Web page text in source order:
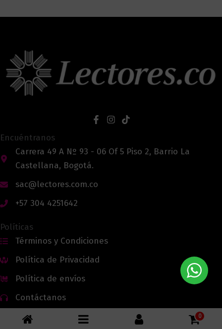
Encuéntranos
Carrera 49 A Nº 93 - 06 Of 5 Piso 2, Barrio La
Castellana, Bogotá.
sac@lectores.com.co
+57 304 4251642
Políticas
Términos y Condiciones
Política de Privacidad
Política de envíos
Contáctanos
0